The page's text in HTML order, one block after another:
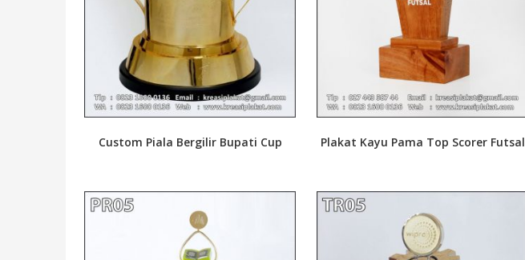
Custom Piala Bergilir Bupati Cup Plakat Kayu Pama Top Scorer Futsal